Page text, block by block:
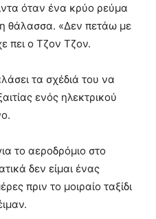
όταν ένα κρύο ρεύμα
θάλασσα. «Δεν πετάω με
πει ο Τζον Τζον.
τα σχέδιά του να
ενός ηλεκτρικού
το αεροδρόμιο στο
δεν είμαι ένας
πριν το μοιραίο ταξίδι